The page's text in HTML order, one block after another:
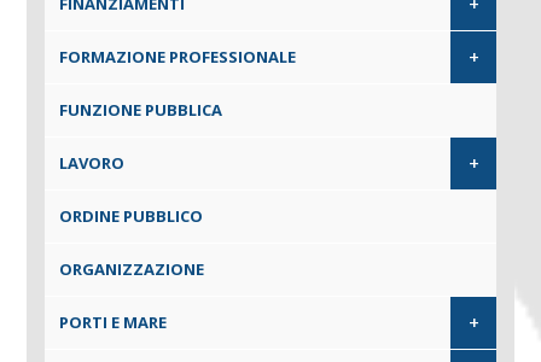
FORMAZIONE PROFESSIONALE +
FUNZIONE PUBBLICA
LAVORO +
ORDINE PUBBLICO
ORGANIZZAZIONE
PORTI E MARE +